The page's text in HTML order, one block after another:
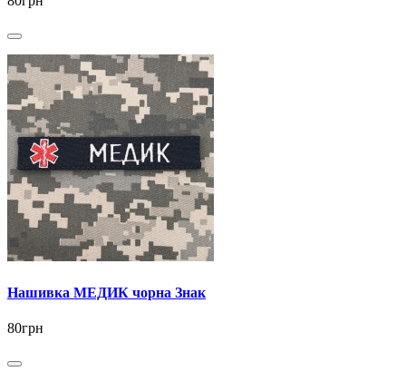
Нашивка МЕДИК чорна Знак
80грн